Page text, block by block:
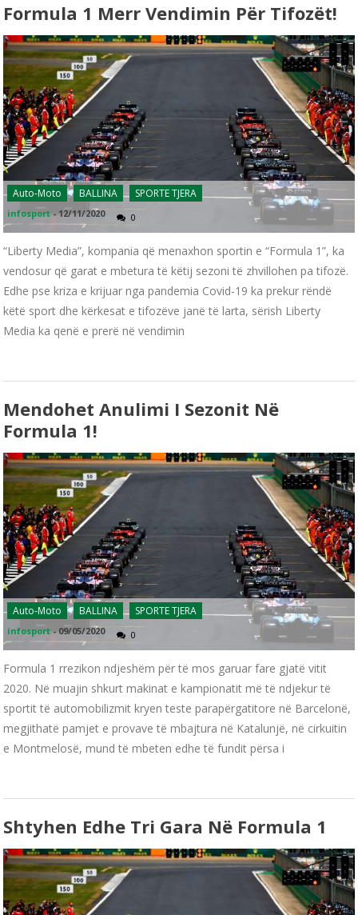
Formula 1 Merr Vendimin Për Tifozët!
Auto-Moto BALLINA SPORTE TJERA
infosport -12/11/2020 0
“Liberty Media”, kompania që menaxhon sportin e “Formula 1”, ka
vendosur që garat e mbetura të këtij sezoni të zhvillohen pa tifozë.
Edhe pse kriza e krijuar nga pandemia Covid-19 ka prekur rëndë
këtë sport dhe kërkesat e tifozëve janë të larta, sërish Liberty
Media ka qenë e prerë në vendimin
Mendohet Anulimi I Sezonit Në
Formula 1!
Auto-Moto BALLINA SPORTE TJERA
infosport - 09/05/2020 0
Formula 1 rrezikon ndjeshëm për të mos garuar fare gjatë vitit
2020. Në muajin shkurt makinat e kampionatit më të ndjekur të
sportit të automobilizmit kryen teste parapërgatitore në Barcelonë,
megjithatë pamjet e provave të mbajtura në Katalunjë, në cirkuitin
e Montmelosë, mund të mbeten edhe të fundit përsa i
Shtyhen Edhe Tri Gara Në Formula 1